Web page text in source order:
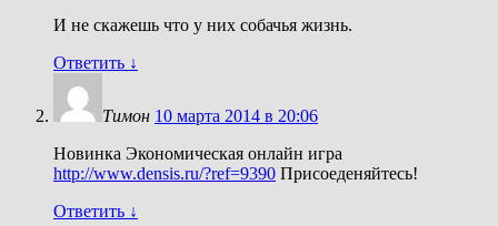
И не скажешь что у них собачья жизнь.
Ответить ↓
Тимон 10 марта 2014 в 20:06
Новинка Экономическая онлайн игра
http://www.densis.ru/?ref=9390 Присоеденяйтесь!
Ответить ↓